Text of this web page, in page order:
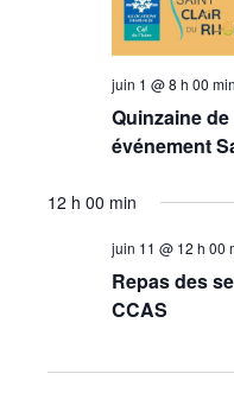
juin 1 @ 8 h 00 min
Quinzaine
événement
12 h 00 min
juin 11 @ 12 h 00
Repas des
CCAS